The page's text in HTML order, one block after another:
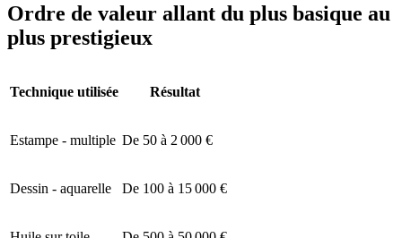
Ordre de valeur allant du plus basique au
plus prestigieux
Technique utilisée Résultat
Estampe - multiple De 50 à 2 000 €
Dessin - aquarelle De 100 à 15 000 €